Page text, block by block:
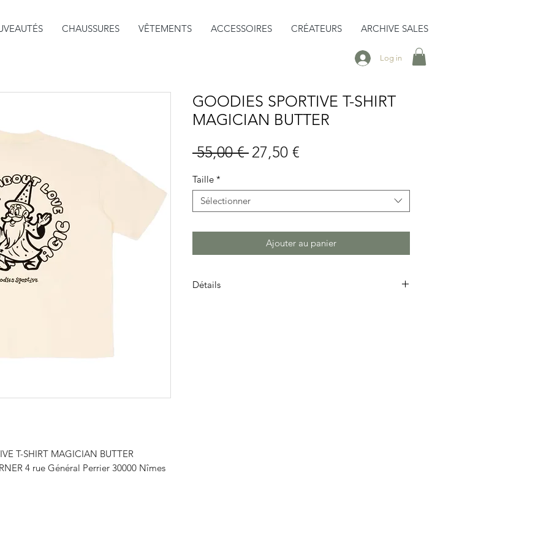
CHAUSSURES VÊTEMENTS ACCESSOIRES CRÉATEURS ARCHIVE SALES
Log in
T-SHIRT MAGICIAN BUTTER
4 rue Général Perrier 30000 Nîmes
GOODIES SPORTIVE T-SHIRT
MAGICIAN BUTTER
55,00 € Prix
27,50 €
Taille *
Sélectionner
Ajouter au panier
Détails